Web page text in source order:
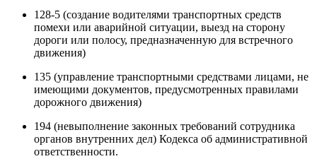
128-5 (создание водителями транспортных средств
помехи или аварийной ситуации, выезд на сторону
дороги или полосу, предназначенную для встречного
движения)
135 (управление транспортными средствами лицами, не
имеющими документов, предусмотренных правилами
дорожного движения)
194 (невыполнение законных требований сотрудника
органов внутренних дел) Кодекса об административной
ответственности.